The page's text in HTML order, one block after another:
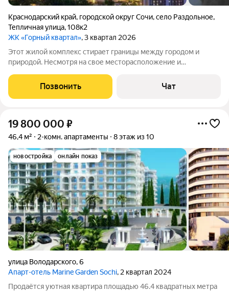
Краснодарский край, городской округ Сочи,село Раздольное,
Тепличная улица,108к2
ЖК «Горный квартал», 3 квартал 2026
Этот жилой комплекс стирает границы между городом и
природой. Несмотря на свое месторасположение и
привычным уютом. Вниз на лифте можно спуститься к
магазинам, что займут первые этажи,
Позвонить Чат
19 800 000 ₽
46,4 м² 2-комн. апартаменты 8 этаж из 10
новостройка онлайн показ
улица Володарского,6
Апарт-отель Marine Garden Sochi, 2 квартал 2024
Продаётся уютная квартира площадью 46.4 квадратных метра